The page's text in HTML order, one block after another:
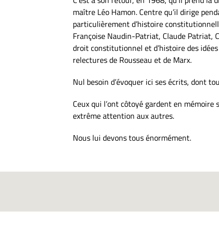
maître Léo Hamon. Centre qu’il dirige
particulièrement d’histoire
Françoise Naudin-Patriat, Claude Patriat,
droit constitutionnel et d’histoire des
relectures de Rousseau et de Marx.
Nul besoin d’évoquer ici ses écrits, dont
Ceux qui l’ont côtoyé gardent en
extrême attention aux autres.
Nous lui devons tous énormément.